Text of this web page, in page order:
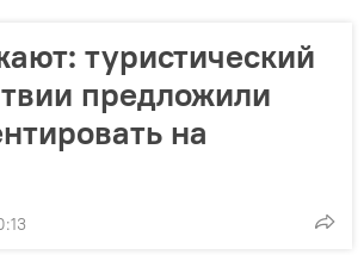
туристический
предложили
на